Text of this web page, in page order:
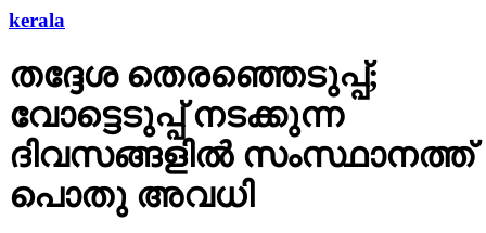
kerala
തദ്ദേശ തെരഞ്ഞെടുപ്പ്;
വോട്ടെടുപ്പ് നടക്കുന്ന
ദിവസങ്ങളില്‍ സംസ്ഥാനത്ത്
പൊതു അവധി